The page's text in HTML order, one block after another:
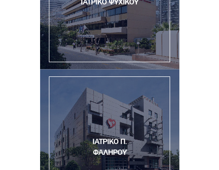
ΙΑΤΡΙΚΟ ΨΥΧΙΚΟΥ
ΙΑΤΡΙΚΟ Π.
ΦΑΛΗΡΟΥ